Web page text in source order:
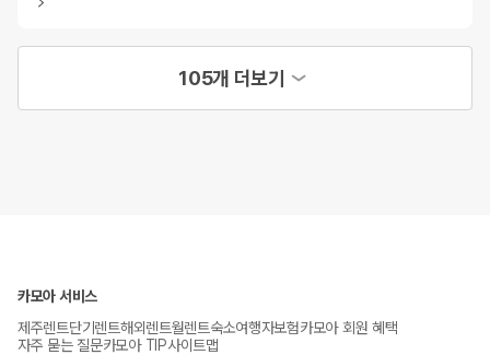
105개 더보기
카모아 서비스
제주렌트단기렌트해외렌트월렌트숙소여행자보험카모아 회원 혜택
자주 묻는 질문카모아 TIP사이트맵